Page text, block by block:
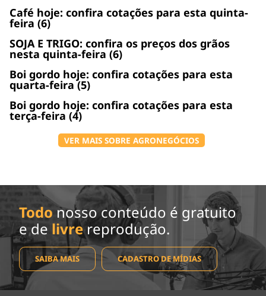
Café hoje: confira cotações para esta quinta-
feira (6)
SOJA E TRIGO: confira os preços dos grãos
nesta quinta-feira (6)
Boi gordo hoje: confira cotações para esta
quarta-feira (5)
Boi gordo hoje: confira cotações para esta
terça-feira (4)
VER MAIS SOBRE AGRONEGÓCIOS
Todo nosso conteúdo é gratuito
e de livrereprodução.
SAIBA MAIS CADASTRO DE MÍDIAS